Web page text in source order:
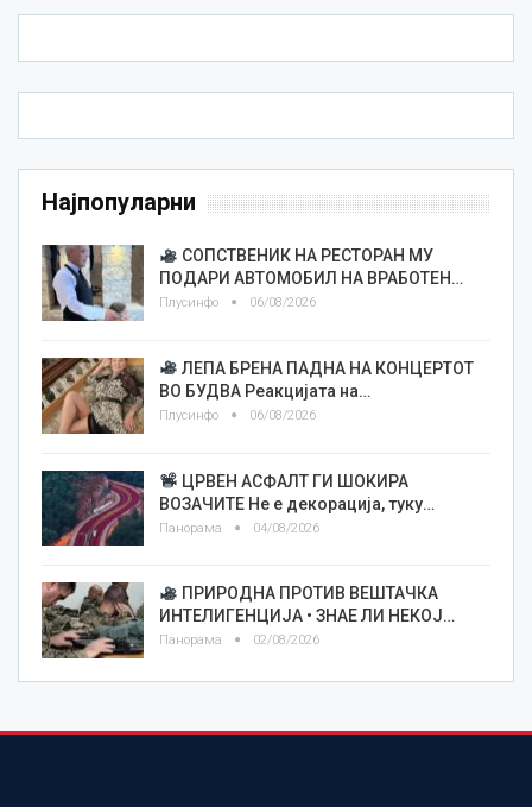
Најпопуларни
СОПСТВЕНИК НА РЕСТОРАН МУ
ПОДАРИ АВТОМОБИЛ НА ВРАБОТЕН…
Плусинфо 06/08/2026
ЛЕПА БРЕНА ПАДНА НА КОНЦЕРТОТ
ВО БУДВА Реакцијата на…
Плусинфо 06/08/2026
ЦРВЕН АСФАЛТ ГИ ШОКИРА
ВОЗАЧИТЕ Не е декорација, туку…
Панорама 04/08/2026
ПРИРОДНА ПРОТИВ ВЕШТАЧКА
ИНТЕЛИГЕНЦИЈА • ЗНАЕ ЛИ НЕКОЈ…
Панорама 02/08/2026